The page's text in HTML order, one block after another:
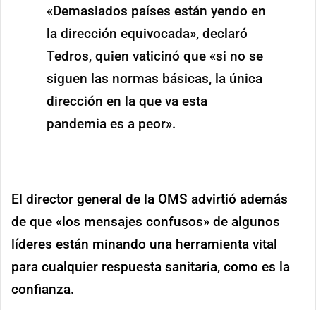
«Demasiados países están yendo en
la dirección equivocada», declaró
Tedros, quien vaticinó que «si no se
siguen las normas básicas, la única
dirección en la que va esta
pandemia es a peor».
El director general de la OMS advirtió además
de que «los mensajes confusos» de algunos
líderes están minando una herramienta vital
para cualquier respuesta sanitaria, como es la
confianza.